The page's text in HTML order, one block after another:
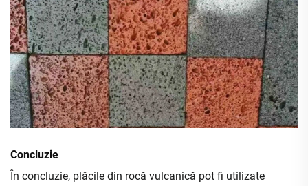
Concluzie
În concluzie, plăcile din rocă vulcanică pot fi utilizate